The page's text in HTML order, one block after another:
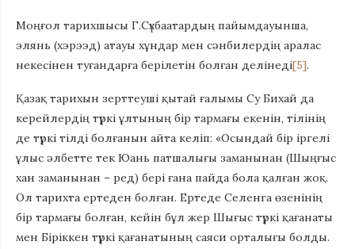
Моңғол тарихшысы Г.Сүхбаатардың пайымдауынша,
элянь (хэрээд) атауы хұндар мен сәнбилердің аралас
некесінен туғандарға берілетін болған делінеді[5].
Қазақ тарихын зерттеуші қытай ғалымы Су Бихай да
керейлердің түркі ұлтының бір тармағы екенін, тілінің
де түркі тілді болғанын айта келіп: «Осындай бір іргелі
ұлыс әлбетте тек Юань патшалығы заманынан (Шыңғыс
хан заманынан – ред) бері ғана пайда бола қалған жоқ.
Ол тарихта ертеден болған. Ертеде Селенга өзенінің
бір тармағы болған, кейін бұл жер Шығыс түркі қағанаты
мен Біріккен түркі қағанатының саяси орталығы болды.